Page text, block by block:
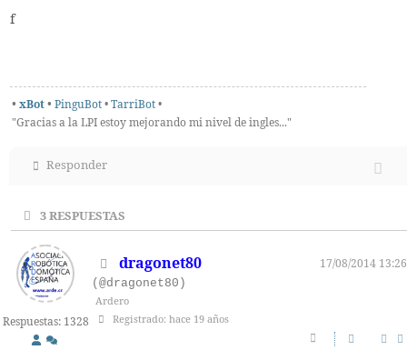
f
• xBot • PinguBot • TarriBot •
"Gracias a la LPI estoy mejorando mi nivel de ingles..."
Responder
3RESPUESTAS
Respuestas: 1328
dragonet80
17/08/2014 13:26
(@dragonet80)
Ardero
Registrado: hace 19 años